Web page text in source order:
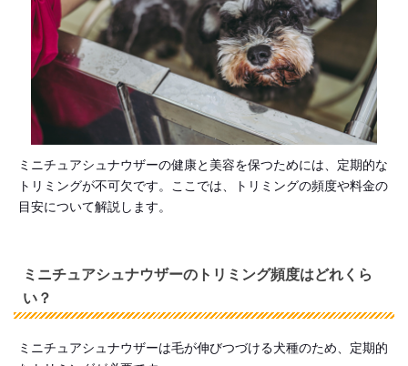
ミニチュアシュナウザーの健康と美容を保つためには、定期的な
トリミングが不可欠です。ここでは、トリミングの頻度や料金の
目安について解説します。
ミニチュアシュナウザーのトリミング頻度はどれくら
い？
ミニチュアシュナウザーは毛が伸びつづける犬種のため、定期的